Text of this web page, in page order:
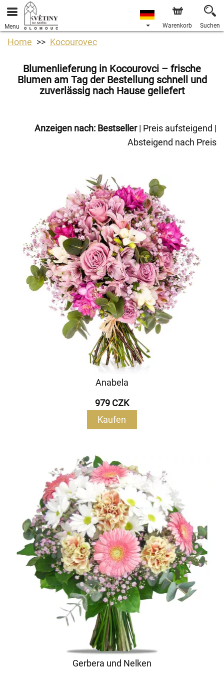
Menu Warenkorb Suchen
Home Kocourovec
Blumenlieferung in Kocourovci – frische
Blumen am Tag der Bestellung schnell und
zuverlässig nach Hause geliefert
Anzeigen nach: Bestseller| Preis aufsteigend |
Absteigend nach Preis
Anabela
979 CZK
Kaufen
Gerbera und Nelken